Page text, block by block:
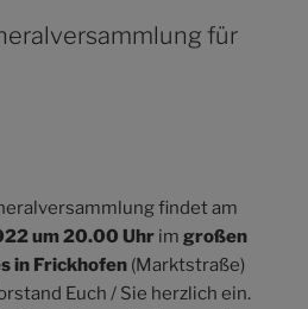
für
findet am
um 20.00 Uhr im großen
in Frickhofen (Marktstraße)
Euch / Sie herzlich ein.